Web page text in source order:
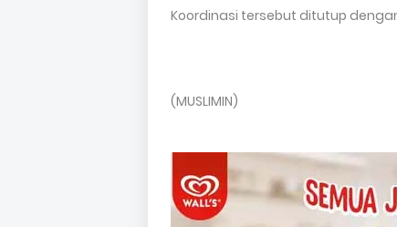
Koordinasi tersebut ditutup
(MUSLIMIN)